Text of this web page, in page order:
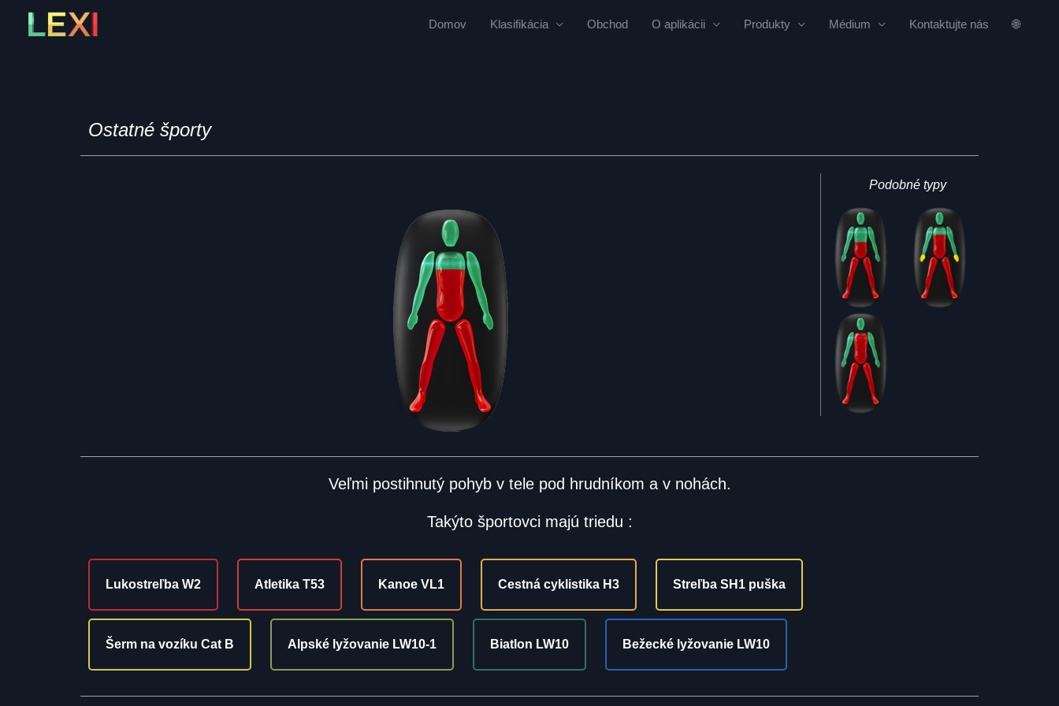
Domov Klasifikácia Obchod O aplikácii Produkty Médium Kontaktujte nás 🌐
Ostatné športy
Podobné typy
Veľmi postihnutý pohyb v tele pod hrudníkom a v nohách.
Takýto športovci majú triedu :
Lukostreľba W2 Atletika T53 Kanoe VL1 Cestná cyklistika H3 Streľba SH1 puška
Šerm na vozíku Cat B Alpské lyžovanie LW10-1 Biatlon LW10 Bežecké lyžovanie LW10